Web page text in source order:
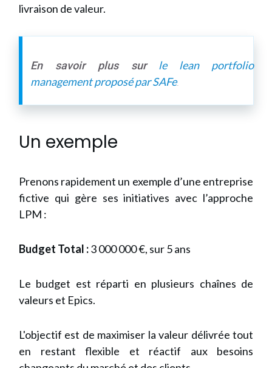
livraison de valeur.
En savoir plus sur le lean portfolio
management proposé par SAFe.
Un exemple
Prenons rapidement un exemple d’une entreprise
fictive qui gère ses initiatives avec l’approche
LPM :
Budget Total :3 000 000 €, sur 5 ans
Le budget est réparti en plusieurs chaînes de
valeurs et Epics.
L'objectif est de maximiser la valeur délivrée tout
en restant flexible et réactif aux besoins